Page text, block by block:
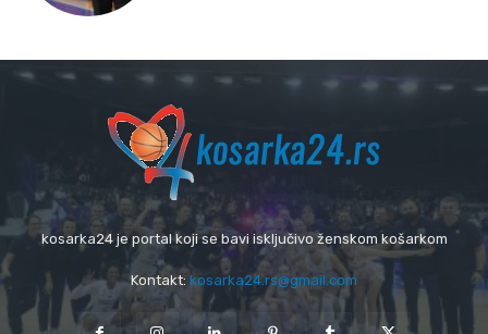
kosarka24 je portal koji se bavi isključivo ženskom košarkom
Kontakt: kosarka24.rs@gmail.com